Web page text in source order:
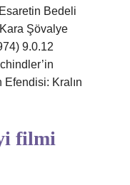
Bedeli
Şövalye
9.0.12
Kralın
filmi